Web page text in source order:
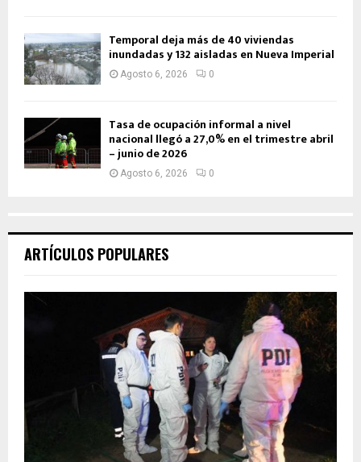
Temporal deja más de 40 viviendas
inundadas y 132 aisladas en Nueva Imperial
Agosto 6, 2026 0
Tasa de ocupación informal a nivel
nacional llegó a 27,0% en el trimestre abril
– junio de 2026
Agosto 6, 2026 0
ARTÍCULOS POPULARES